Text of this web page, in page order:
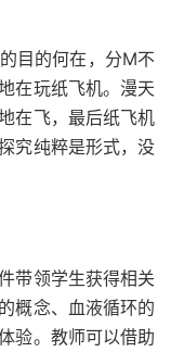
目的何在，分M不
在玩纸飞机。漫天
在飞，最后纸飞机
究纯粹是形式，没
带领学生获得相关
概念、血液循环的
验。教师可以借助